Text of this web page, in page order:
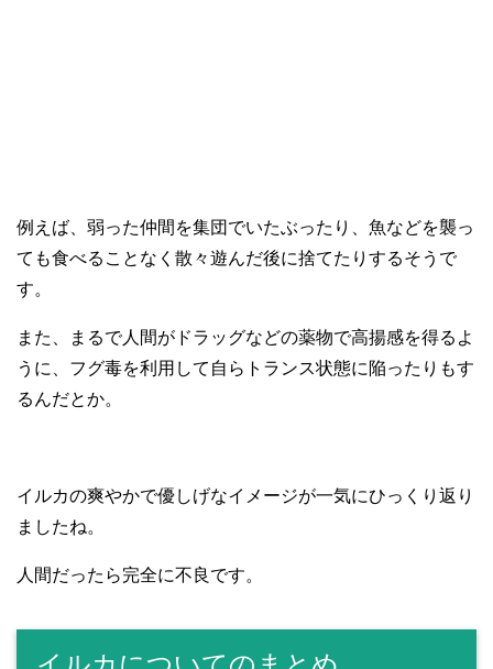
例えば、弱った仲間を集団でいたぶったり、魚などを襲っ
ても食べることなく散々遊んだ後に捨てたりするそうで
す。
また、まるで人間がドラッグなどの薬物で高揚感を得るよ
うに、フグ毒を利用して自らトランス状態に陥ったりもす
るんだとか。
イルカの爽やかで優しげなイメージが一気にひっくり返り
ましたね。
人間だったら完全に不良です。